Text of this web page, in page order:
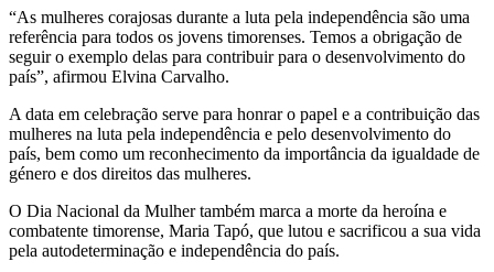
“As mulheres corajosas durante a luta pela independência são uma
referência para todos os jovens timorenses. Temos a obrigação de
seguir o exemplo delas para contribuir para o desenvolvimento do
país”, afirmou Elvina Carvalho.
A data em celebração serve para honrar o papel e a contribuição das
mulheres na luta pela independência e pelo desenvolvimento do
país, bem como um reconhecimento da importância da igualdade de
género e dos direitos das mulheres.
O Dia Nacional da Mulhertambém marca a morte da heroína e
combatente timorense, Maria Tapó, que lutou e sacrificou a sua vida
pela autodeterminação e independência do país.